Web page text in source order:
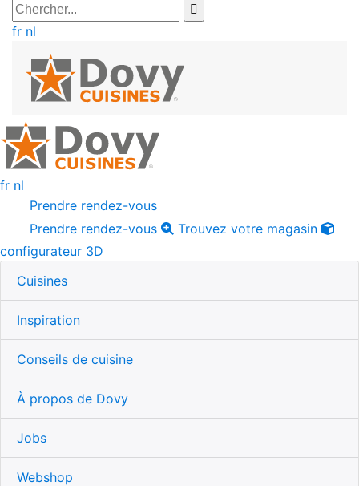
fr nl
fr nl
Prendre rendez-vous
Prendre rendez-vous
Trouvez votre magasin
configurateur 3D
Cuisines
Inspiration
Conseils de cuisine
À propos de Dovy
Jobs
Webshop